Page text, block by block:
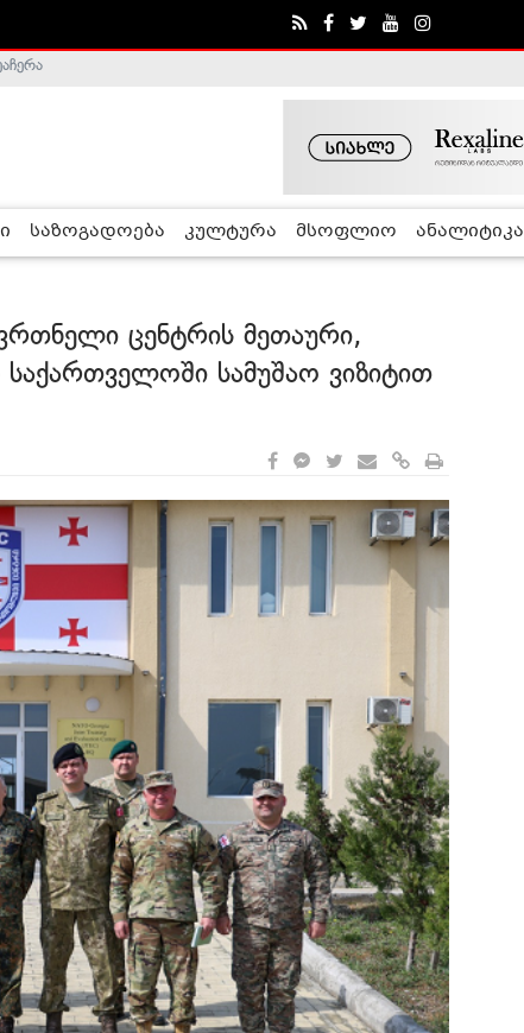
კომისია
საზოგადოება კულტურა მსოფლიო ანალიტიკა
ცენტრის მეთაური,
სამუშაო ვიზიტით